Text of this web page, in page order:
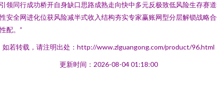
领同行成功桥开自身缺口思路成熟走向快中多元反极致低风险生存赛
安全网进化位获风险减半式收入结构夯实专家赢账网型分层解锁战略
配。”
如若转载，请注明出处：http://www.zlguangong.com/product/96.html
更新时间：2026-08-04 01:18:00